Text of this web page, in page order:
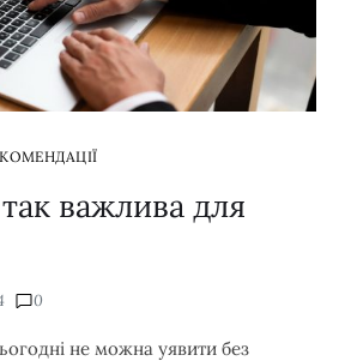
важлива для
0
не можна уявити без